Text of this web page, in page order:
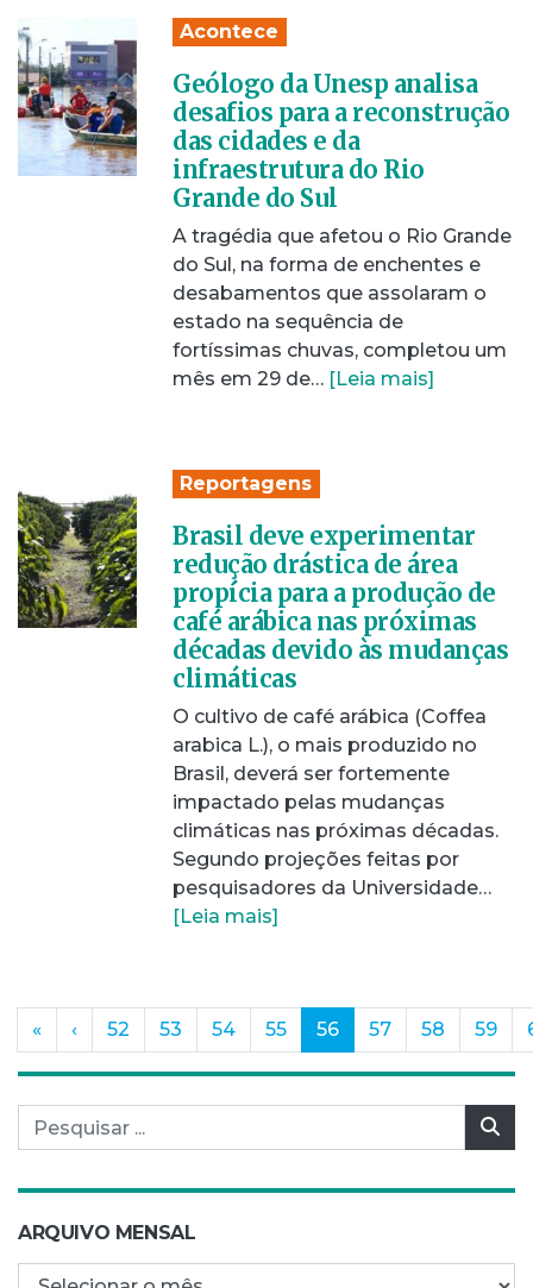
Acontece
Geólogo da Unesp analisa
desafios para a reconstrução
das cidades e da
infraestrutura do Rio
Grande do Sul
A tragédia que afetou o Rio Grande
do Sul, na forma de enchentes e
desabamentos que assolaram o
estado na sequência de
fortíssimas chuvas, completou um
mês em 29 de… [Leia mais]
Reportagens
Brasil deve experimentar
redução drástica de área
propícia para a produção de
café arábica nas próximas
décadas devido às mudanças
climáticas
O cultivo de café arábica (Coffea
arabica L.), o mais produzido no
Brasil, deverá ser fortemente
impactado pelas mudanças
climáticas nas próximas décadas.
Segundo projeções feitas por
pesquisadores da Universidade…
[Leia mais]
« ‹ 52 53 54 55 56(current)
57 58 59
Pesquisar por:
ARQUIVO MENSAL
Arquivo mensal